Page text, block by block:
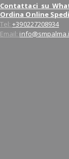
Contattaci su
Ordina Online
Tel:+390227208934
Email: